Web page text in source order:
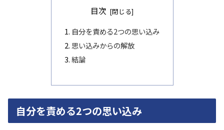
目次
自分を責める2つの思い込み
思い込みからの解放
結論
自分を責める2つの思い込み